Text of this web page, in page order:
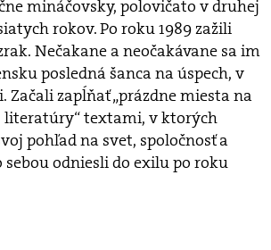
mináčovsky, polovičato v druhej
rokov. Po roku 1989 zažili
Nečakane a neočakávane sa im
posledná šanca na úspech, v
Začali zapĺňať „prázdne miesta na
literatúry“ textami, v ktorých
pohľad na svet, spoločnosť a
odniesli do exilu po roku